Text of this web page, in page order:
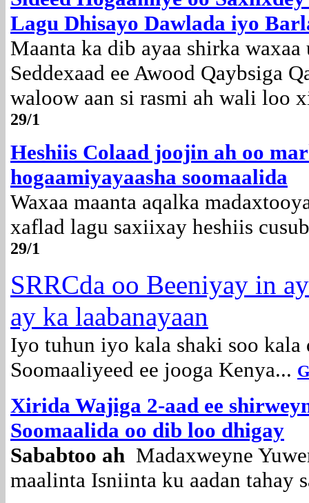
Lagu Dhisayo Dawlada iyo
Maanta ka dib ayaa shirka
Seddexaad ee Awood Qaybsiga
waloow aan si rasmi ah wali loo
29/1
Heshiis Colaad joojin ah oo
hogaamiyayaasha soomaalida
Waxaa maanta aqalka
xaflad lagu saxiixay heshiis
29/1
SRRCda oo Beeniyay in
ay ka laabanayaan
Iyo tuhun iyo kala shaki soo kala
Soomaaliyeed ee jooga Kenya...
Xirida Wajiga 2-aad ee
Soomaalida oo dib loo dhigay
Sababtoo ah Madaxweyne
maalinta Isniinta ku aadan tahay